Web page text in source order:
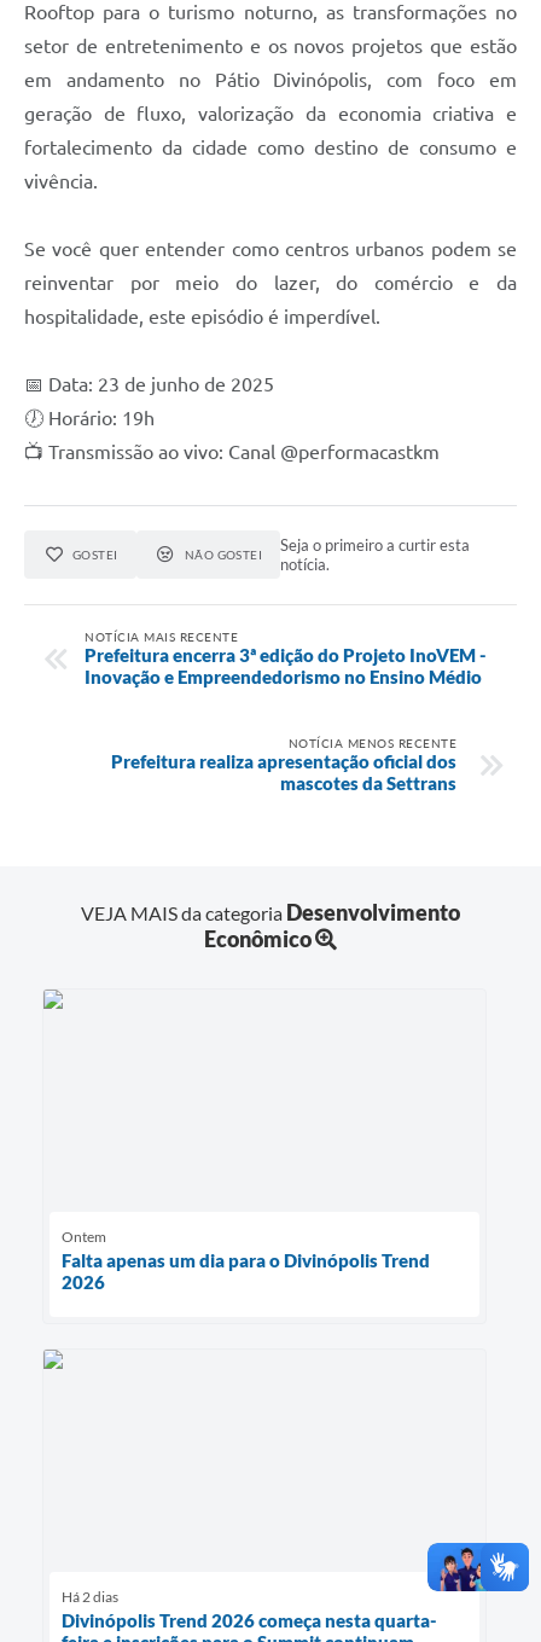
Rooftop para o turismo noturno, as transformações no
setor de entretenimento e os novos projetos que estão
em andamento no Pátio Divinópolis, com foco em
geração de fluxo, valorização da economia criativa e
fortalecimento da cidade como destino de consumo e
vivência.
Se você quer entender como centros urbanos podem se
reinventar por meio do lazer, do comércio e da
hospitalidade, este episódio é imperdível.
📅 Data: 23 de junho de 2025
🕖 Horário: 19h
📺 Transmissão ao vivo: Canal @performacastkm
GOSTEI NÃO GOSTEI
Seja o primeiro a curtir esta
notícia.
NOTÍCIA MAIS RECENTE
Prefeitura encerra 3ª edição do Projeto InoVEM -
Inovação e Empreendedorismo no Ensino Médio
NOTÍCIA MENOS RECENTE
Prefeitura realiza apresentação oficial dos
mascotes da Settrans
VEJA MAIS da categoria Desenvolvimento
Econômico
Ontem
Falta apenas um dia para o Divinópolis Trend
2026
Há 2 dias
Divinópolis Trend 2026 começa nesta quarta-